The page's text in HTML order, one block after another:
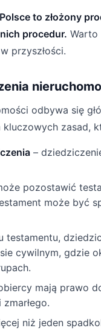
to złożony
procedur. Warto
przyszłości.
odbywa się
zasad,
–
pozostawić
może być
testamentu,
cywilnym, gdzie
mają prawo
niż jeden